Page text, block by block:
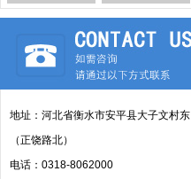
地址：河北省衡水市安平县大子文村东
（正饶路北）
电话：0318-8062000